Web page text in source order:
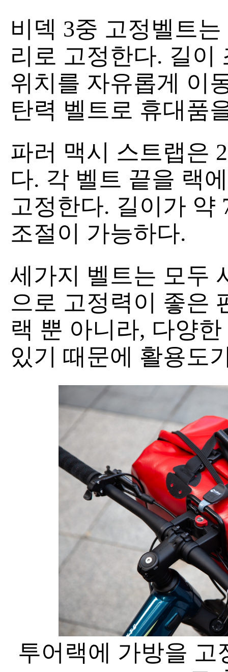
비덱 3중 고정벨트
리로 고정한다. 길이
위치를 자유롭게 이
탄력 벨트로 휴대품
파러 맥시 스트랩은
다. 각 벨트 끝을 랙
고정한다. 길이가 약
조절이 가능하다.
세가지 벨트는 모두
으로 고정력이 좋은
랙 뿐 아니라, 다양
있기 때문에 활용도
투어랙에 가방을 고